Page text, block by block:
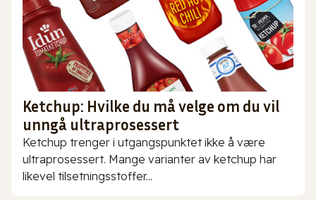
Ketchup: Hvilke du må velge om du vil
unngå ultraprosessert
Ketchup trenger i utgangspunktet ikke å være
ultraprosessert. Mange varianter av ketchup har
likevel tilsetningsstoffer...